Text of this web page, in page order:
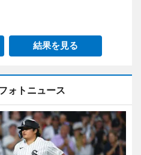
結果を見る
ォトニュース